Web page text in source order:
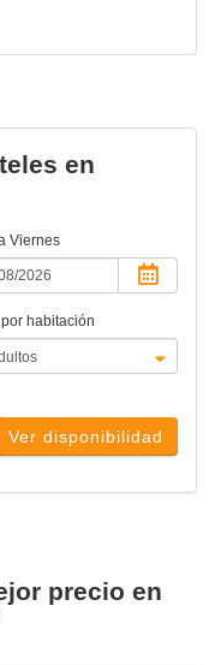
en
Viernes
por habitación
Ver disponibilidad
precio en